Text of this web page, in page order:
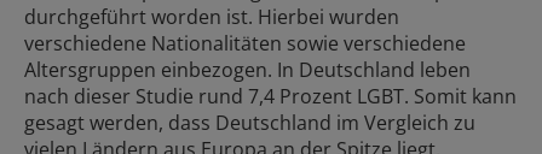
durchgeführt worden ist. Hierbei wurden
verschiedene Nationalitäten sowie verschiedene
Altersgruppen einbezogen. In Deutschland leben
nach dieser Studie rund 7,4 Prozent LGBT. Somit kann
gesagt werden, dass Deutschland im Vergleich zu